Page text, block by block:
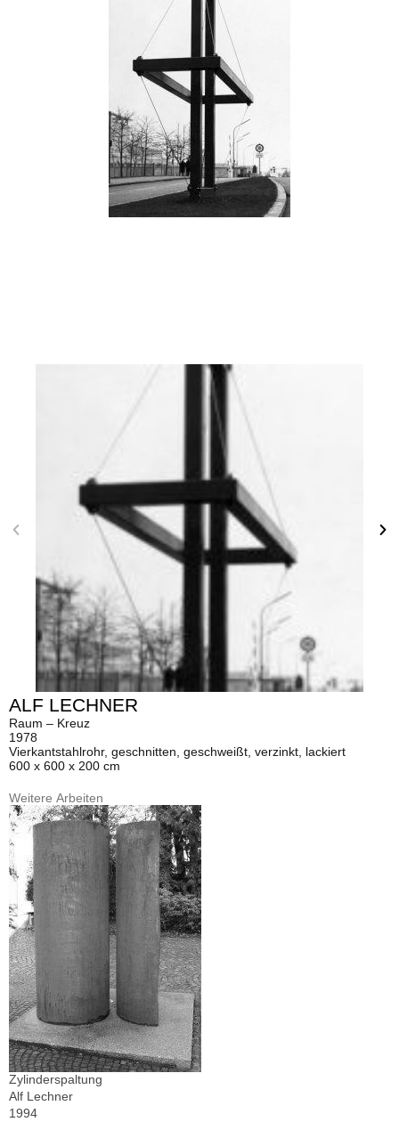
ALF LECHNER
Raum – Kreuz
1978
Vierkantstahlrohr, geschnitten, geschweißt, verzinkt, lackiert
600 x 600 x 200 cm
Weitere Arbeiten
Zylinderspaltung
Alf Lechner
1994